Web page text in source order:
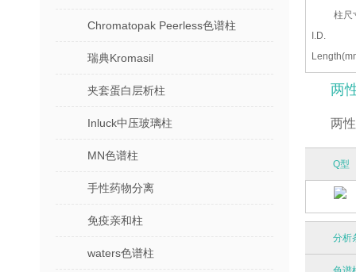
Chromatopak Peerless色谱柱
瑞典Kromasil
夹套蛋白层析柱
Inluck中压玻璃柱
MN色谱柱
手性药物分离
免疫亲和柱
waters色谱柱
柱尺
I.D.
两
两
Q型
分析